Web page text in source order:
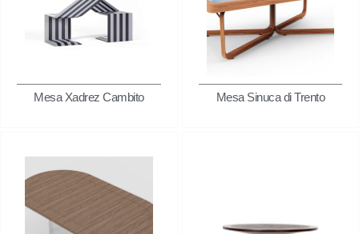
Mesa Xadrez Cambito Mesa Sinuca di Trento